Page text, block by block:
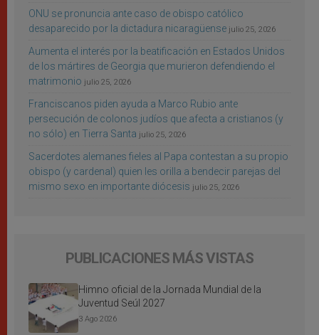
ONU se pronuncia ante caso de obispo católico
desaparecido por la dictadura nicaragüense julio 25, 2026
Aumenta el interés por la beatificación en Estados Unidos
de los mártires de Georgia que murieron defendiendo el
matrimonio julio 25, 2026
Franciscanos piden ayuda a Marco Rubio ante
persecución de colonos judíos que afecta a cristianos (y
no sólo) en Tierra Santa julio 25, 2026
Sacerdotes alemanes fieles al Papa contestan a su propio
obispo (y cardenal) quien les orilla a bendecir parejas del
mismo sexo en importante diócesis julio 25, 2026
PUBLICACIONES MÁS VISTAS
Himno oficial de la Jornada Mundial de la
Juventud Seúl 2027
3 Ago 2026